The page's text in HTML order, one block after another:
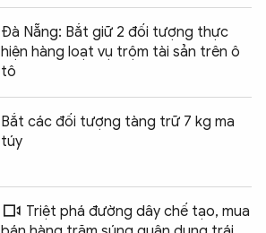
Đà Nẵng: Bắt giữ 2 đối tượng thực
hiện hàng loạt vụ trộm tài sản trên ô
tô
Bắt các đối tượng tàng trữ 7 kg ma
túy
Triệt phá đường dây chế tạo, mua